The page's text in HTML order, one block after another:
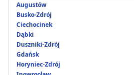
Augustów
Busko-Zdrój
Ciechocinek
Dąbki
Duszniki-Zdrój
Gdańsk
Horyniec-Zdrój